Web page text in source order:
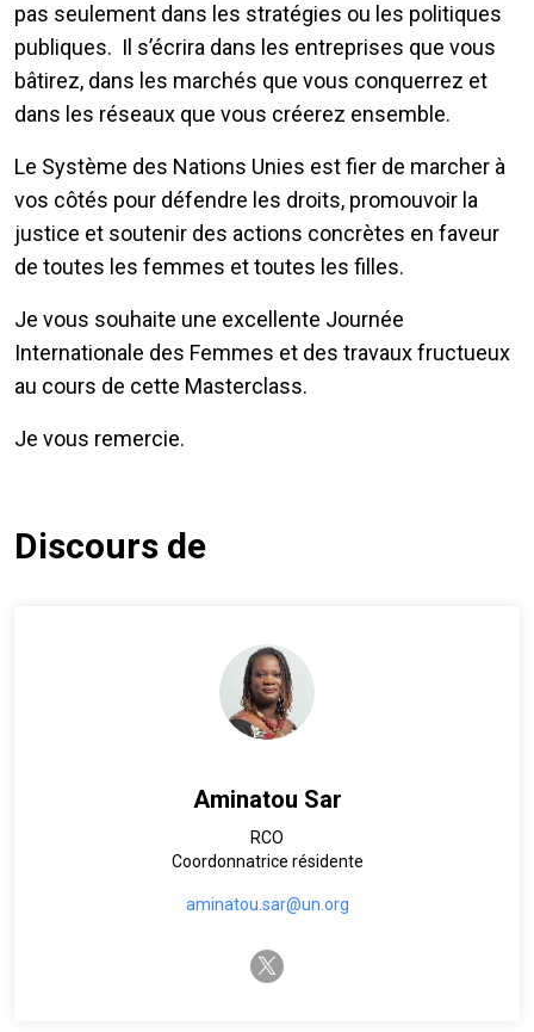
pas seulement dans les stratégies ou les politiques
publiques. Il s’écrira dans les entreprises que vous
bâtirez, dans les marchés que vous conquerrez et
dans les réseaux que vous créerez ensemble.
Le Système des Nations Unies est fier de marcher à
vos côtés pour défendre les droits, promouvoir la
justice et soutenir des actions concrètes en faveur
de toutes les femmes et toutes les filles.
Je vous souhaite une excellente Journée
Internationale des Femmes et des travaux fructueux
au cours de cette Masterclass.
Je vous remercie.
Discours de
Aminatou Sar
RCO
Coordonnatrice résidente
aminatou.sar@un.org
twitter-x